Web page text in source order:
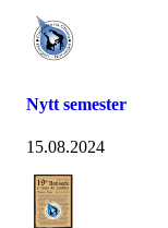
Nytt semester
15.08.2024